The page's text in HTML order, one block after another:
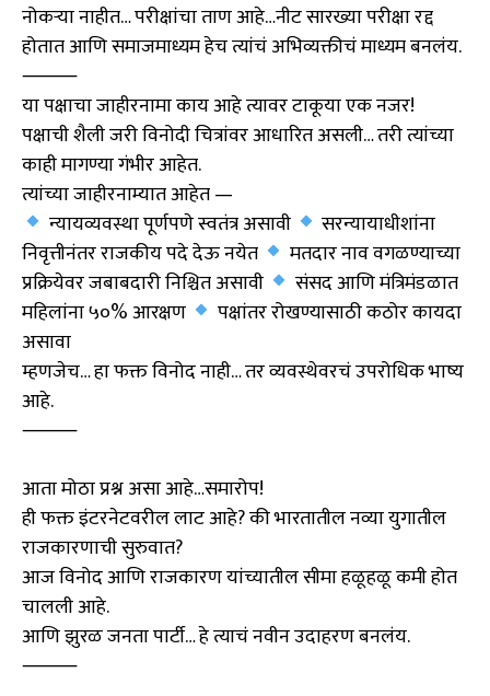
नोकऱ्या नाहीत… परीक्षांचा ताण आहे…नीट सारख्या परीक्षा रद्द
होतात आणि समाजमाध्यम हेच त्यांचं अभिव्यक्तीचं माध्यम बनलंय.
⸻
या पक्षाचा जाहीरनामा काय आहे त्यावर टाकूया एक नजर!
पक्षाची शैली जरी विनोदी चित्रांवर आधारित असली… तरी त्यांच्या
काही मागण्या गंभीर आहेत.
त्यांच्या जाहीरनाम्यात आहेत —
न्यायव्यवस्था पूर्णपणे स्वतंत्र असावी
सरन्यायाधीशांना
निवृत्तीनंतर राजकीय पदे देऊ नयेत
मतदार नाव वगळण्याच्या
प्रक्रियेवर जबाबदारी निश्चित असावी
संसद आणि मंत्रिमंडळात
महिलांना ५०% आरक्षण
पक्षांतर रोखण्यासाठी कठोर कायदा
असावा
म्हणजेच… हा फक्त विनोद नाही… तर व्यवस्थेवरचं उपरोधिक भाष्य
आहे.
⸻
आता मोठा प्रश्न असा आहे…समारोप!
ही फक्त इंटरनेटवरील लाट आहे? की भारतातील नव्या युगातील
राजकारणाची सुरुवात?
आज विनोद आणि राजकारण यांच्यातील सीमा हळूहळू कमी होत
चालली आहे.
आणि झुरळ जनता पार्टी… हे त्याचं नवीन उदाहरण बनलंय.
⸻